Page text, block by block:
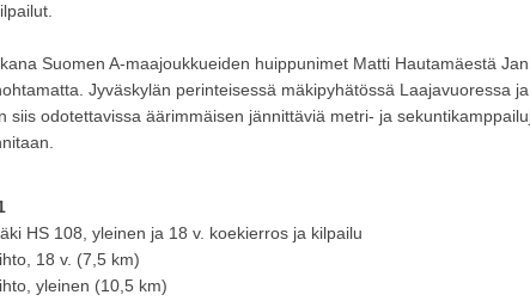
Suomen A-maajoukkueiden huippunimet Matti Hautamäestä
Jyväskylän perinteisessä mäkipyhätössä Laajavuoressa
siis odotettavissa äärimmäisen jännittäviä metri- ja
HS 108, yleinen ja 18 v. koekierros ja kilpailu
18 v. (7,5 km)
yleinen (10,5 km)